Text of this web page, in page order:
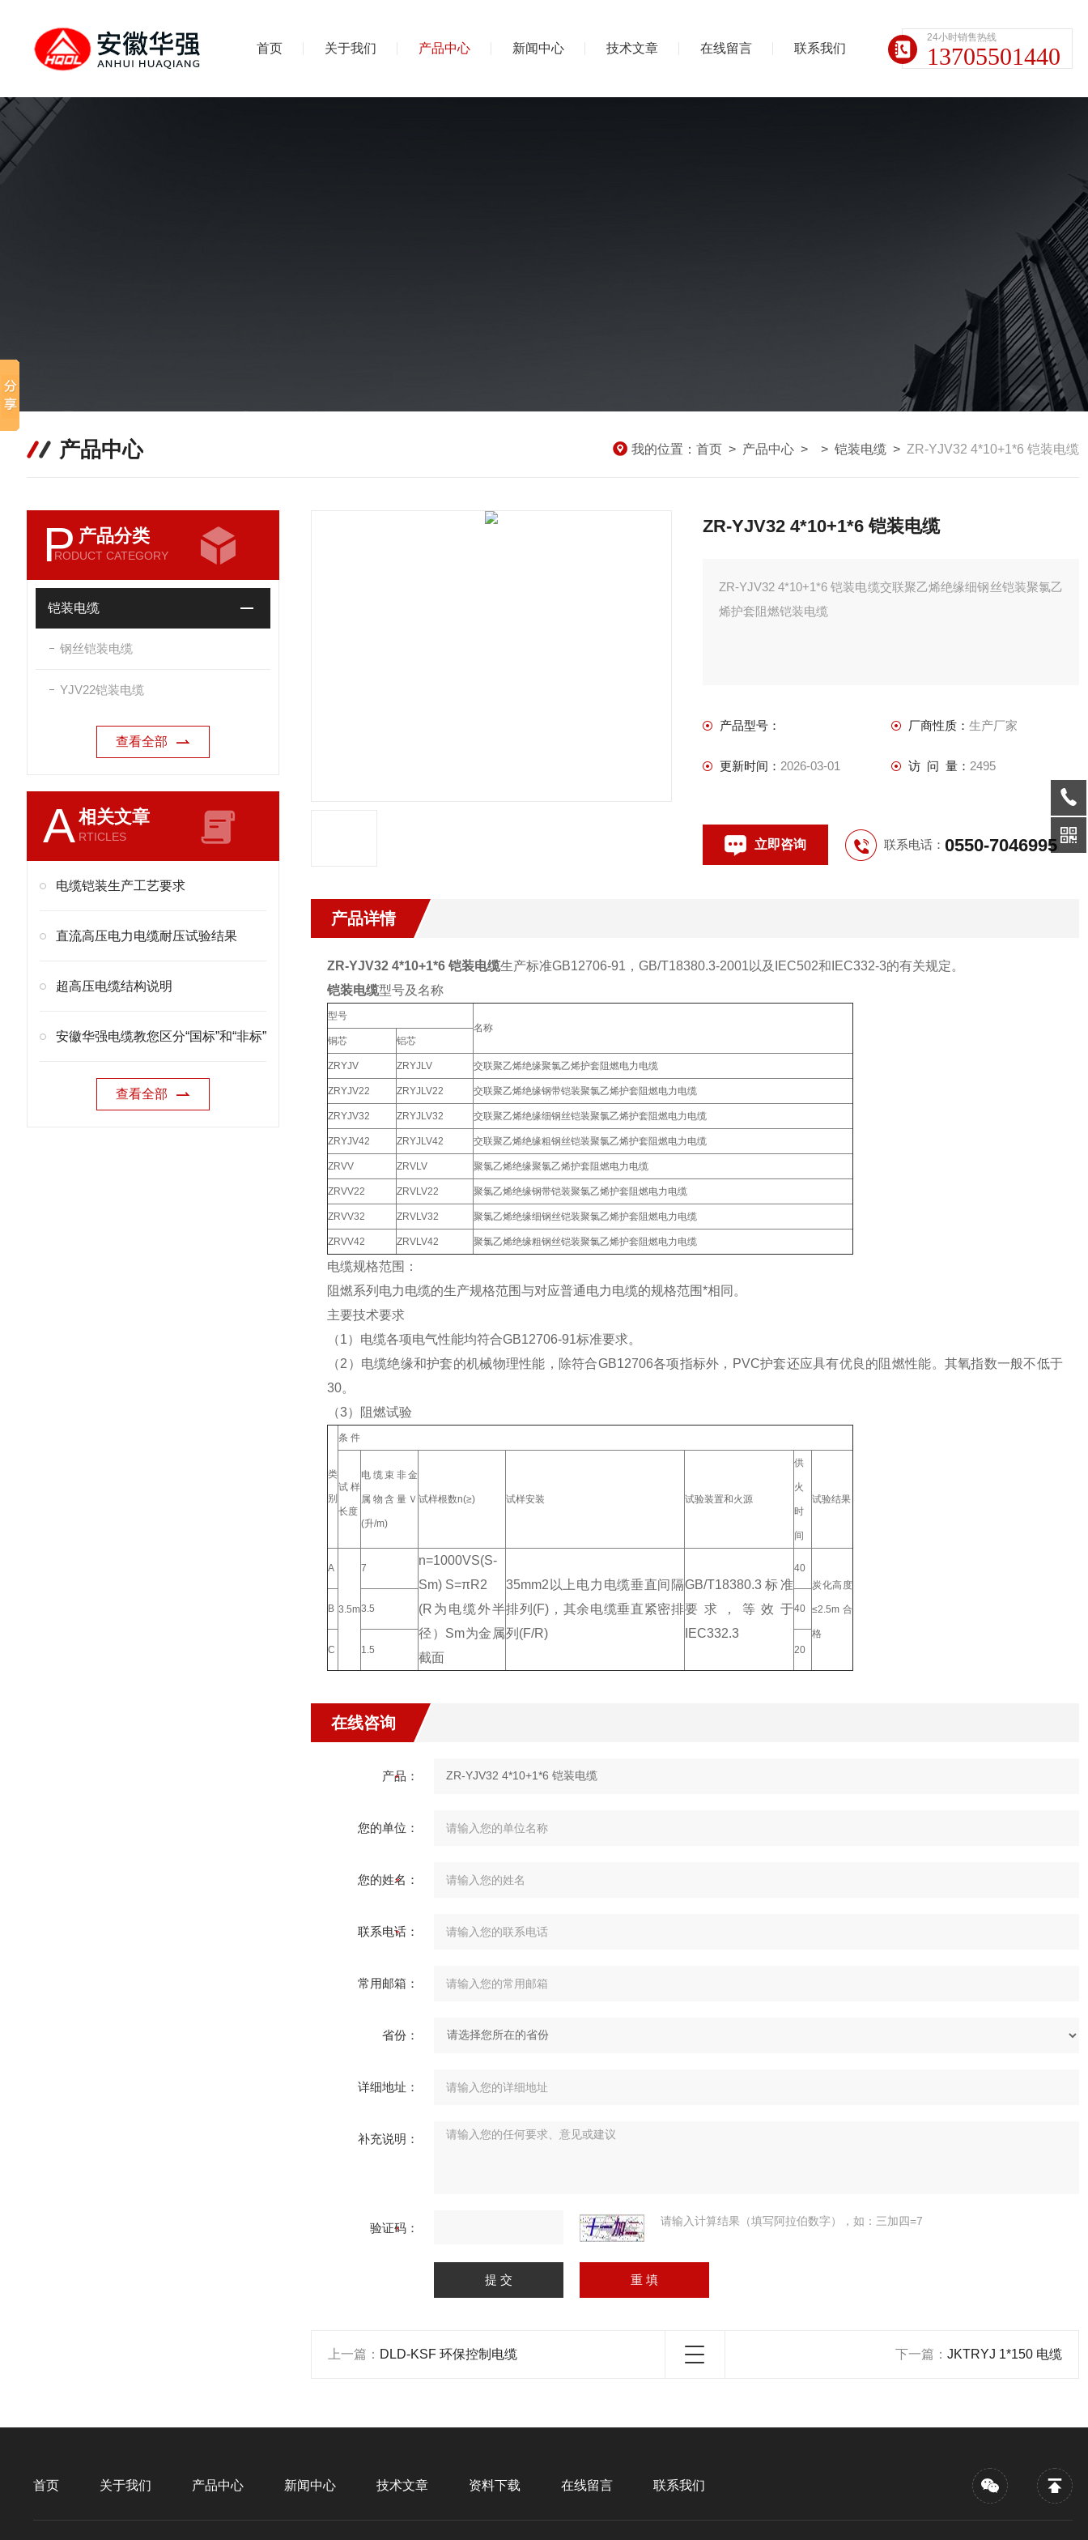
首页 关于我们 产品中心 新闻中心 技术文章 在线留言 联系我们
24小时销售热线
13705501440
产品中心 我的位置： 首页 > 产品中心 > > 铠装电缆 > ZR-YJV32 4*10+1*6 铠装电缆
P 产品分类
RODUCT CATEGORY
铠装电缆
钢丝铠装电缆
YJV22铠装电缆
查看全部
A相关文章
RTICLES
电缆铠装生产工艺要求
直流高压电力电缆耐压试验结果
超高压电缆结构说明
安徽华强电缆教您区分“国标”和“非标”
查看全部
ZR-YJV32 4*10+1*6 铠装电缆
ZR-YJV32 4*10+1*6 铠装电缆交联聚乙烯绝缘细钢丝铠装聚氯乙
烯护套阻燃铠装电缆
产品型号： 厂商性质： 生产厂家
更新时间： 2026-03-01 访 问 量： 2495
立即咨询 联系电话： 0550-7046995
产品详情
ZR-YJV32 4*10+1*6 铠装电缆生产标准GB12706-91，GB/T18380.3-2001以及IEC502和IEC332-3的有关规定。
铠装电缆型号及名称
型号
名称
铜芯
铝芯
ZRYJV ZRYJLV 交联聚乙烯绝缘聚氯乙烯护套阻燃电力电缆
ZRYJV22 ZRYJLV22 交联聚乙烯绝缘钢带铠装聚氯乙烯护套阻燃电力电缆
ZRYJV32 ZRYJLV32 交联聚乙烯绝缘细钢丝铠装聚氯乙烯护套阻燃电力电缆
ZRYJV42 ZRYJLV42 交联聚乙烯绝缘粗钢丝铠装聚氯乙烯护套阻燃电力电缆
ZRVV ZRVLV 聚氯乙烯绝缘聚氯乙烯护套阻燃电力电缆
ZRVV22 ZRVLV22 聚氯乙烯绝缘钢带铠装聚氯乙烯护套阻燃电力电缆
ZRVV32 ZRVLV32 聚氯乙烯绝缘细钢丝铠装聚氯乙烯护套阻燃电力电缆
ZRVV42 ZRVLV42 聚氯乙烯绝缘粗钢丝铠装聚氯乙烯护套阻燃电力电缆
电缆规格范围：
阻燃系列电力电缆的生产规格范围与对应普通电力电缆的规格范围*相同。
主要技术要求
（1）电缆各项电气性能均符合GB12706-91标准要求。
（2）电缆绝缘和护套的机械物理性能，除符合GB12706各项指标外，PVC护套还应具有优良的阻燃性能。其氧指数一般不低于
30。
（3）阻燃试验
类
别
条 件
试样
长度
电缆束非金
属物含量Ｖ
(升/m)
试样根数n(≥) 试样安装 试验装置和火源
供
火
时
间
试验结果
A
3.5m
7
n=1000VS(S-
Sm) S=πR2
(R为电缆外半
径）Sm为金属
截面
35mm2以上电力电缆垂直间隔
排列(F)，其余电缆垂直紧密排
列(F/R)
GB/T18380.3标准
要求，等效于
IEC332.3
40
炭化高度
≤2.5m合
格
B 3.5 40
C 1.5 20
在线咨询
产品：
您的单位：
您的姓名：
联系电话：
常用邮箱：
省份：
详细地址：
补充说明：
验证码： 请输入计算结果（填写阿拉伯数字），如：三加四=7
上一篇： DLD-KSF 环保控制电缆 下一篇： JKTRYJ 1*150 电缆
首页 关于我们 产品中心 新闻中心 技术文章 资料下载 在线留言 联系我们